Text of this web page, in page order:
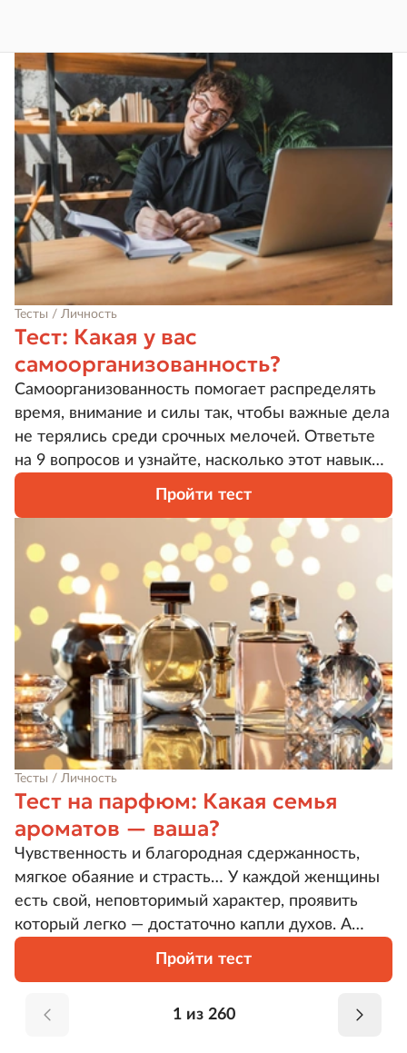
Тесты / Личность
Тест: Какая у вас
самоорганизованность?
Самоорганизованность помогает распределять
время, внимание и силы так, чтобы важные дела
не терялись среди срочных мелочей. Ответьте
на 9 вопросов и узнайте, насколько этот навык
развит у вас.
Пройти тест
Тесты / Личность
Тест на парфюм: Какая семья
ароматов — ваша?
Чувственность и благородная сдержанность,
мягкое обаяние и страсть… У каждой женщины
есть свой, неповторимый характер, проявить
который легко — достаточно капли духов. А
какой тип ароматов подчеркнет вашу
индивидуальность?
Пройти тест
1 из 260